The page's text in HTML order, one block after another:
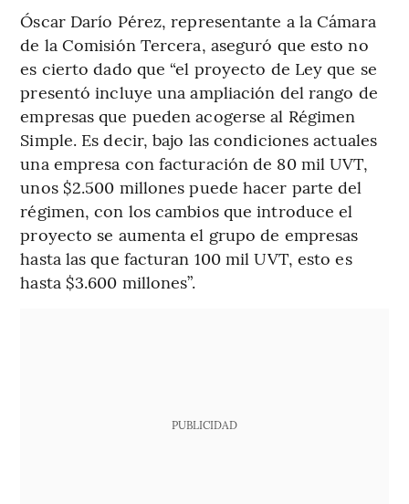
Óscar Darío Pérez, representante a la Cámara
de la Comisión Tercera, aseguró que esto no
es cierto dado que “el proyecto de Ley que se
presentó incluye una ampliación del rango de
empresas que pueden acogerse al Régimen
Simple. Es decir, bajo las condiciones actuales
una empresa con facturación de 80 mil UVT,
unos $2.500 millones puede hacer parte del
régimen, con los cambios que introduce el
proyecto se aumenta el grupo de empresas
hasta las que facturan 100 mil UVT, esto es
hasta $3.600 millones”.
PUBLICIDAD